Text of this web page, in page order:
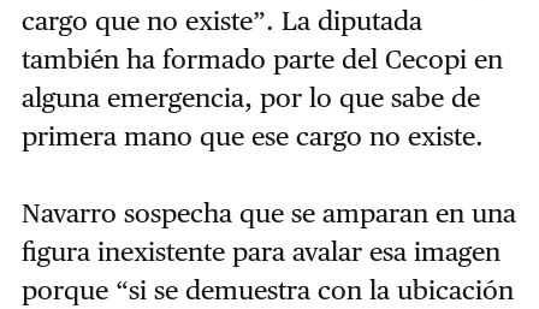
cargo que no existe”. La diputada
también ha formado parte del Cecopi en
alguna emergencia, por lo que sabe de
primera mano que ese cargo no existe.
Navarro sospecha que se amparan en una
figura inexistente para avalar esa imagen
porque “si se demuestra con la ubicación